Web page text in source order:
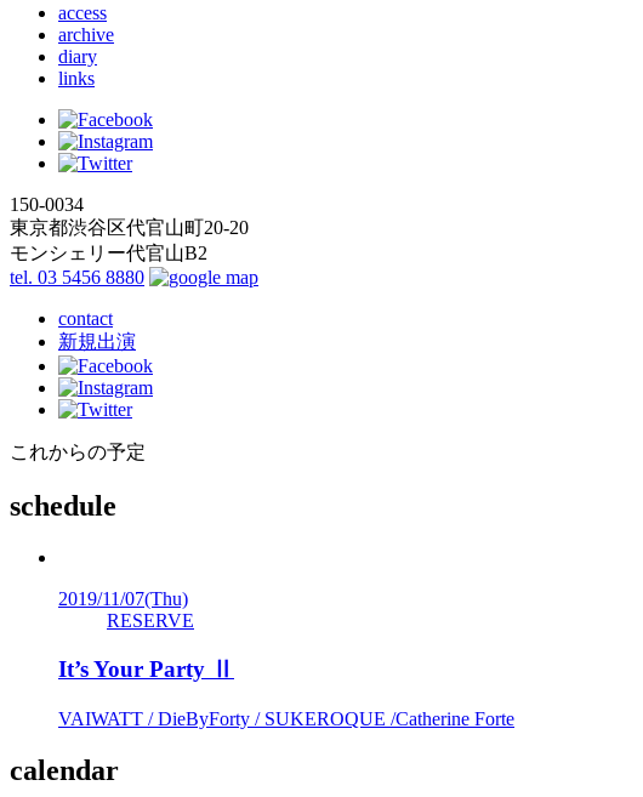
access
archive
diary
links
150-0034
東京都渋谷区代官山町20-20
モンシェリー代官山B2
tel. 03 5456 8880
contact
新規出演
これからの予定
schedule
2019/11/07(Thu)
RESERVE
It’s Your Party Ⅱ
VAIWATT / DieByForty / SUKEROQUE /Catherine Forte
calendar